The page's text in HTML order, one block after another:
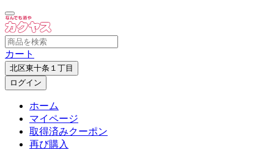
カート
北区東十条１丁目
ログイン
ホーム
マイページ
取得済みクーポン
再び購入